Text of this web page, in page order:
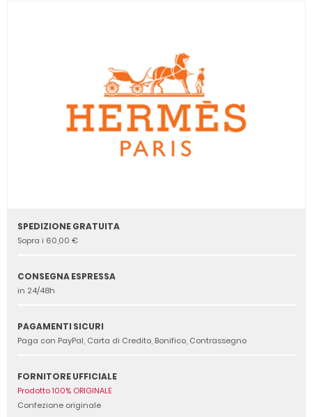
SPEDIZIONE GRATUITA
Sopra i 60,00 €
CONSEGNA ESPRESSA
in 24/48h
PAGAMENTI SICURI
Paga con PayPal, Carta di Credito, Bonifico, Contrassegno
FORNITORE UFFICIALE
Prodotto 100% ORIGINALE
Confezione originale